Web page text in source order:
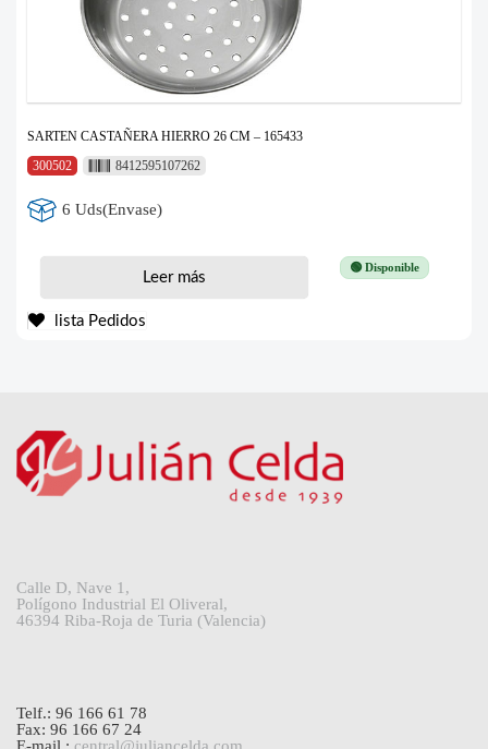
SARTEN CASTAÑERA HIERRO 26 CM – 165433
300502
8412595107262
6 Uds(Envase)
🟢 Disponible
Leer más
lista Pedidos
Calle D, Nave 1,
Polígono Industrial El Oliveral,
46394 Riba-Roja de Turia (Valencia)
Telf.: 96 166 61 78
Fax: 96 166 67 24
E-mail.: central@juliancelda.com